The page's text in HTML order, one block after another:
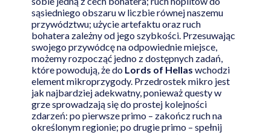
sąsiedniego obszaru w liczbie równej naszemu
przywództwu; użycie artefaktu oraz ruch
bohatera zależny od jego szybkości. Przesuwając
swojego przywódcę na odpowiednie miejsce,
możemy rozpocząć jedno z dostępnych zadań,
które powodują, że do Lords of Hellas wchodzi
element mikroprzygody. Przedrostek mikro jest
jak najbardziej adekwatny, ponieważ questy w
grze sprowadzają się do prostej kolejności
zdarzeń: po pierwsze primo – zakończ ruch na
określonym regionie; po drugie primo – spełnij